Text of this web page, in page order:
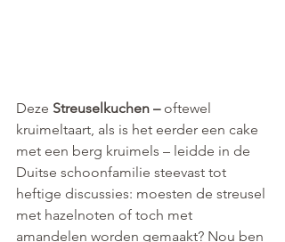
Deze Streuselkuchen – oftewel
kruimeltaart, als is het eerder een cake
met een berg kruimels – leidde in de
Duitse schoonfamilie steevast tot
heftige discussies: moesten de streusel
met hazelnoten of toch met
amandelen worden gemaakt? Nou ben